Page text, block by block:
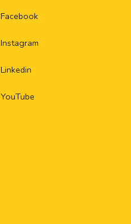
Facebook
Instagram
Linkedin
YouTube